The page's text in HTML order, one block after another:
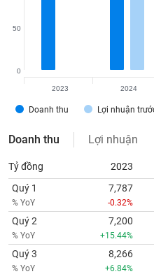
Doanh thu Lợi nhuận
0
50
2023 2024
Doanh thu Lợi nhuận
Tỷ đồng 2023
Quý 1
% YoY
7,787
-0.32%
Quý 2
% YoY
7,200
+15.44%
Quý 3
% YoY
8,266
+6.84%